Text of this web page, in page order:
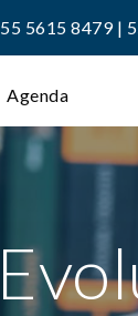
55 5615 8479 |
Agenda